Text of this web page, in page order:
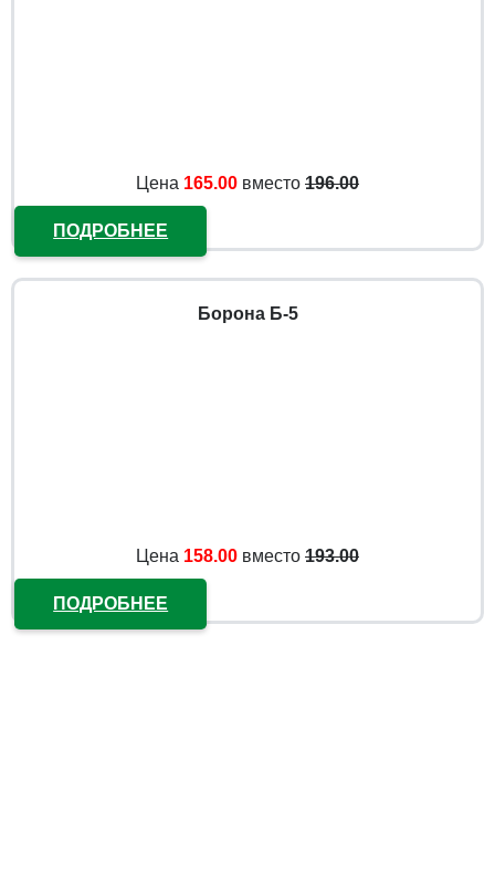
Цена 165.00 вместо 196.00
ПОДРОБНЕЕ
Борона Б-5
Цена 158.00 вместо 193.00
ПОДРОБНЕЕ